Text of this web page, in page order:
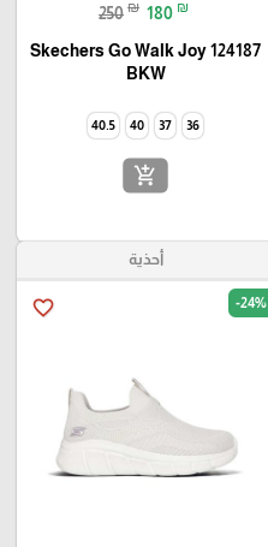
250 ₪ 180 ₪
Skechers Go Walk Joy 124187
BKW
36
37
40
40.5
add_shopping_cart
أحذية
favorite_border -24%